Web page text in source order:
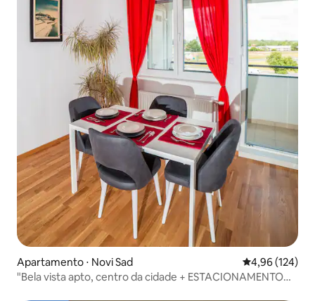
Apartamento ⋅ Novi Sad 4,96 de uma
4,96 (124)
"Bela vista apto, centro da cidade + ESTACIONAMENTO